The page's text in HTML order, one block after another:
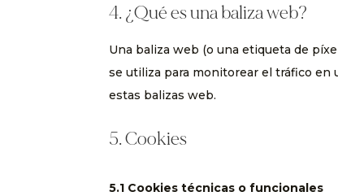
4. ¿Qué es una baliza web?
Una baliza web (o una etiqueta de
se utiliza para monitorear el tráfico en
estas balizas web.
5. Cookies
5.1 Cookies técnicas o funcionales